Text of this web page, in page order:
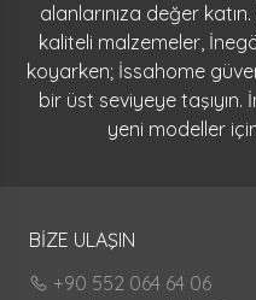
alanlarınıza değer
kaliteli malzemeler,
koyarken; İssahome
bir üst seviyeye
yeni modeller
BİZE ULAŞIN
+90 552 064 64 06